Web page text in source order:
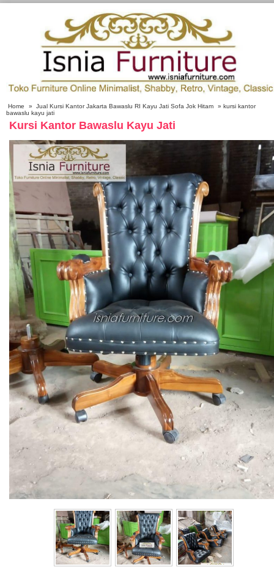
Home » Jual Kursi Kantor Jakarta Bawaslu RI Kayu Jati Sofa Jok Hitam
» kursi kantor
bawaslu kayu jati
Kursi Kantor Bawaslu Kayu Jati